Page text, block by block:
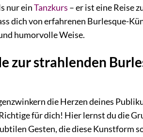
nur einTanzkurs – er ist eine Reise
dich von erfahrenen Burlesque-
humorvolle Weise.
zur strahlenden
die Herzen deines
für dich! Hier lernst du die
Gesten, die diese Kunstform